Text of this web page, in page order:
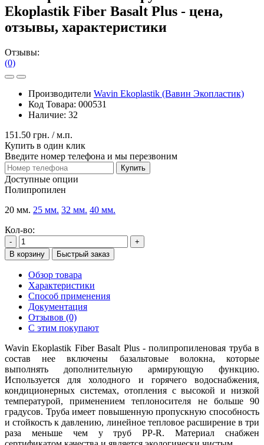
Ekoplastik Fiber Basalt Plus - цена,
отзывы, характеристики
Отзывы:
(0)
Производители Wavin Ekoplastik (Вавин Экопластик)
Код Товара: 000531
Наличие: 32
151.50 грн. / м.п.
Купить в один клик
Введите номер телефона и мы перезвоним
Купить
Доступные опции
Полипропилен
20 мм. 25 мм. 32 мм. 40 мм.
Кол-во:
-
+
В корзину
Быстрый заказ
Обзор товара
Характеристики
Способ применения
Документация
Отзывов (0)
С этим покупают
Wavin Ekoplastik Fiber Basalt Plus - полипропиленовая труба в
состав нее включены базальтовые волокна, которые
выполнять дополнительную армирующую функцию.
Используется для холодного и горячего водоснабжения,
кондиционерных системах, отопления с высокой и низкой
температурой, применением теплоносителя не больше 90
градусов. Труба имеет повышенную пропускную способность
и стойкость к давлению, линейное тепловое расширение в три
раза меньше чем у труб PP-R. Материал снабжен